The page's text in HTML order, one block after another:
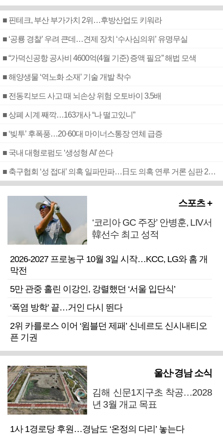
■ 핀테크, 부산 부가가치 2위…후방산업도 키워라
■ ‘공룡 경찰’ 우려 큰데…견제 장치 ‘수사심의위’ 유명무실
■ “가덕신공항 공사비 4600억(4월 기준) 증액 필요” 해법 모색
■ 해양생물 ‘역노화 소재’ 기술 개발 착수
■ 전동킥보드 사고 때 뇌손상 위험 오토바이 3.5배
■ 상폐 시계 째깍…163개사 “나 떨고있니”
■ ‘빚투’ 후폭풍…20·60대 마이너스통장 연체 급증
■ 국내 대형로펌도 ‘생성형 AI’ 쓴다
■ 축구협회 ‘성 접대’ 의혹 일파만파…日도 의혹 연루 거론 심판 2명 조사
스포츠 +
‘코리아 GC 주장’ 안병훈, LIV서
韓선수 최고 성적
2026-2027 프로농구 10월 3일 시작…KCC, LG와 홈 개
막전
5만 관중 홀린 이강인, 강렬했던 ‘서울 입단식’
‘폭염 방학’ 끝…거인 다시 뛴다
2위 카를로스 이어 ‘윔블던 제패’ 신네르도 신시내티오
픈 기권
울산·경남 소식
김해 신문1지구초 착공…2028
년 3월 개교 목표
1사 1경로당 후원…경남도 ‘온정의 다리’ 놓는다